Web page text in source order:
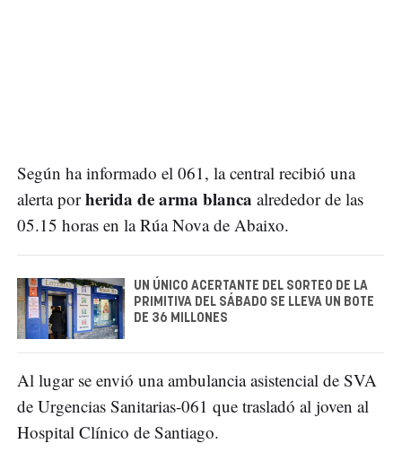
Según ha informado el 061, la central recibió una
alerta porherida de arma blanca alrededor de las
05.15 horas en la Rúa Nova de Abaixo.
UN ÚNICO ACERTANTE DEL SORTEO DE LA
PRIMITIVA DEL SÁBADO SE LLEVA UN BOTE
DE 36 MILLONES
Al lugar se envió una ambulancia asistencial de SVA
de Urgencias Sanitarias-061 que trasladó al joven al
Hospital Clínico de Santiago.